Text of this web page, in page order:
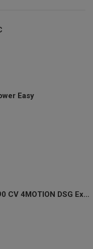
Easy
Passat Business Alltrack 2.0 TDI 190 CV 4MOTION DSG Exec.